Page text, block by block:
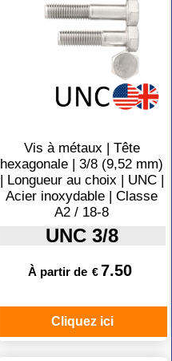
Vis à métaux | Tête
hexagonale | 3/8 (9,52 mm)
| Longueur au choix | UNC |
Acier inoxydable | Classe
A2 / 18-8
UNC 3/8
À partir de € 7.50
Cliquez ici